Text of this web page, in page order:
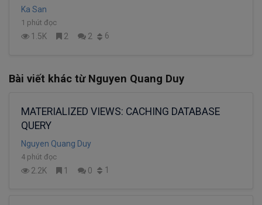
Ka San
1 phút đọc
1.5K 2 2 6
Bài viết khác từ Nguyen Quang Duy
MATERIALIZED VIEWS: CACHING DATABASE
QUERY
Nguyen Quang Duy
4 phút đọc
2.2K 1 0 1